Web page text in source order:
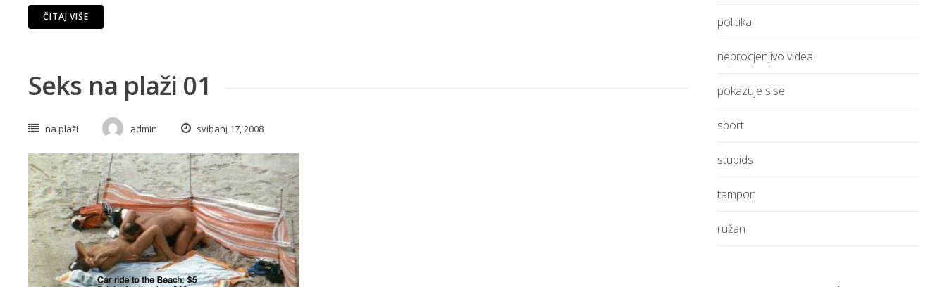
ČITAJ VIŠE
Seks na plaži 01
na plaži admin svibanj 17, 2008
politika
neprocjenjivo videa
pokazuje sise
sport
stupids
tampon
ružan